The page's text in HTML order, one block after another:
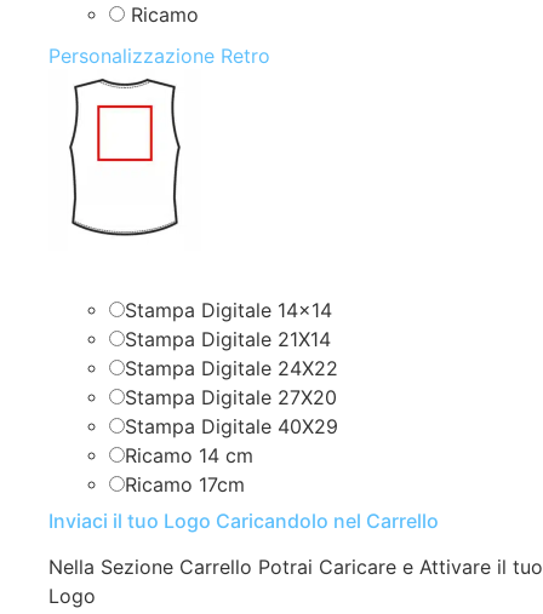
Ricamo
Personalizzazione Retro
Stampa Digitale 14×14
Stampa Digitale 21X14
Stampa Digitale 24X22
Stampa Digitale 27X20
Stampa Digitale 40X29
Ricamo 14 cm
Ricamo 17cm
Inviaci il tuo Logo Caricandolo nel Carrello
Nella Sezione Carrello Potrai Caricare e Attivare il tuo
Logo